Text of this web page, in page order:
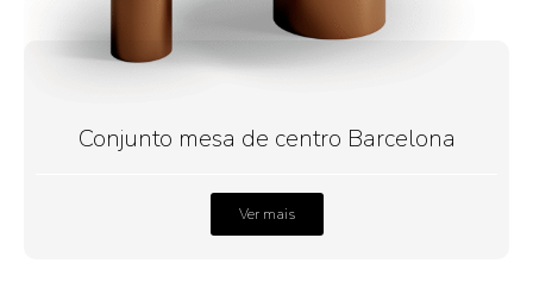
Conjunto mesa de centro Barcelona
Ver mais